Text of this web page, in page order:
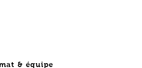
& équipements